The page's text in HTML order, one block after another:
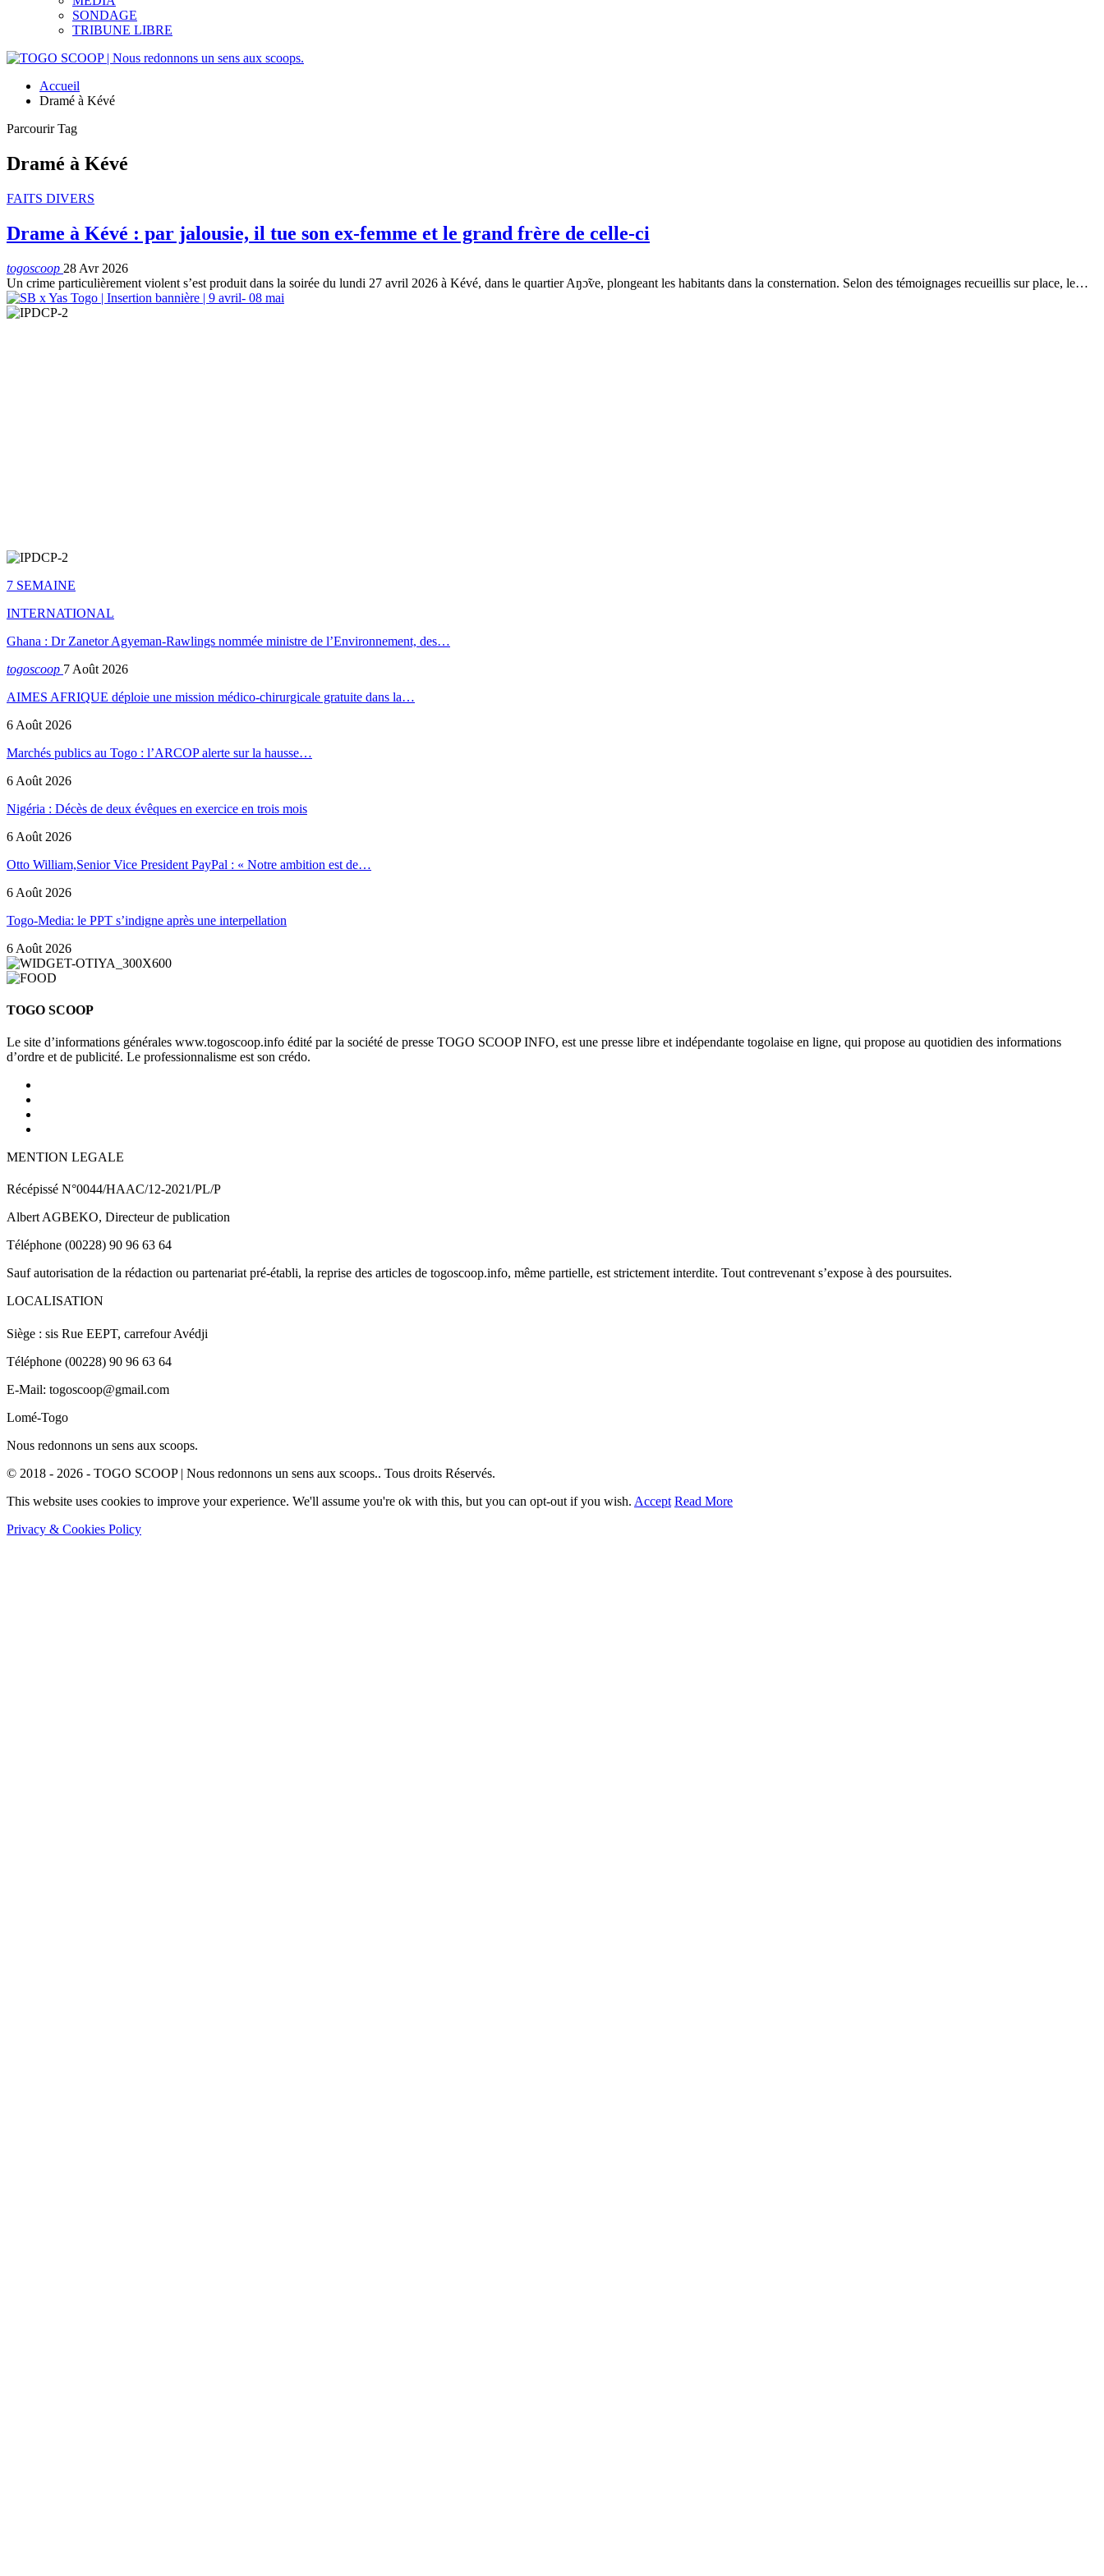
SONDAGE
TRIBUNE LIBRE
Accueil
Dramé à Kévé
Parcourir Tag
Dramé à Kévé
FAITS DIVERS
Drame à Kévé : par jalousie, il tue son ex-femme et le grand frère de celle-ci
togoscoop 28 Avr 2026
Un crime particulièrement violent s’est produit dans la soirée du lundi 27 avril 2026 à Kévé, dans le quartier Aŋɔ̃ve, plongeant les habitants dans la consternation. Selon des témoignages recueillis sur place, le…
7 SEMAINE
INTERNATIONAL
Ghana : Dr Zanetor Agyeman-Rawlings nommée ministre de l’Environnement, des…
togoscoop 7 Août 2026
AIMES AFRIQUE déploie une mission médico-chirurgicale gratuite dans la…
6 Août 2026
Marchés publics au Togo : l’ARCOP alerte sur la hausse…
6 Août 2026
Nigéria : Décès de deux évêques en exercice en trois mois
6 Août 2026
Otto William,Senior Vice President PayPal : « Notre ambition est de…
6 Août 2026
Togo-Media: le PPT s’indigne après une interpellation
6 Août 2026
TOGO SCOOP
Le site d’informations générales www.togoscoop.info édité par la société de presse TOGO SCOOP INFO, est une presse libre et indépendante togolaise en ligne, qui propose au quotidien des informations
d’ordre et de publicité. Le professionnalisme est son crédo.
MENTION LEGALE
Récépissé N°0044/HAAC/12-2021/PL/P
Albert AGBEKO, Directeur de publication
Téléphone (00228) 90 96 63 64
Sauf autorisation de la rédaction ou partenariat pré-établi, la reprise des articles de togoscoop.info, même partielle, est strictement interdite. Tout contrevenant s’expose à des poursuites.
LOCALISATION
Siège : sis Rue EEPT, carrefour Avédji
Téléphone (00228) 90 96 63 64
E-Mail: togoscoop@gmail.com
Lomé-Togo
Nous redonnons un sens aux scoops.
© 2018 - 2026 - TOGO SCOOP | Nous redonnons un sens aux scoops.. Tous droits Réservés.
This website uses cookies to improve your experience. We'll assume you're ok with this, but you can opt-out if you wish. Accept Read More
Privacy & Cookies Policy